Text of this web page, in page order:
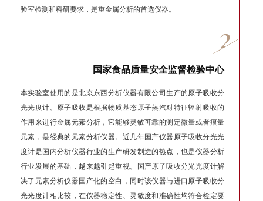
验室检测和科研要求，是重金属分析的首选仪器。
国家食品质量安全监督检验中心
本实验室使用的是北京东西分析仪器有限公司生产的原子吸收分
光光度计。原子吸收是根据物质基态原子蒸汽对特征辐射吸收的
作用来进行金属元素分析，它能够灵敏可靠的测定微量或者痕量
元素，是经典的元素分析仪器。近几年国产仪器原子吸收分光光
度计是国内分析仪器行业的生产研发制造的热点，也是仪器分析
行业发展的基础，越来越引起重视。国产原子吸收分光光度计解
决了元素分析仪器国产化的空白，同时该仪器与进口原子吸收分
光光度计相比较，在仪器稳定性、灵敏度和准确性均符合检定要